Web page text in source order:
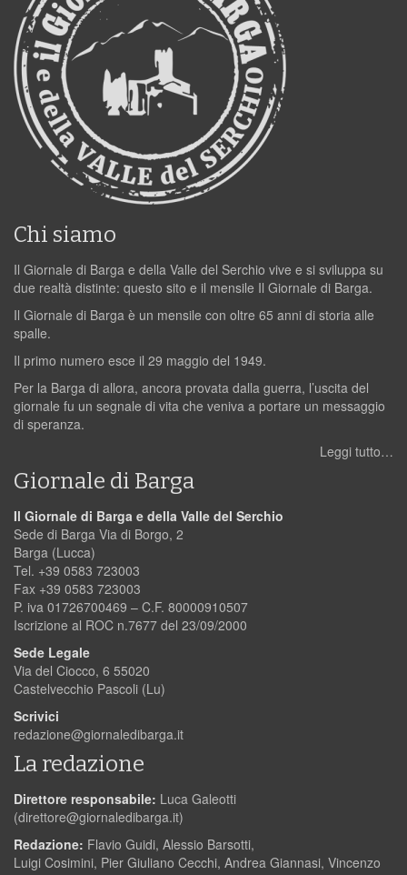
Chi siamo
Il Giornale di Barga e della Valle del Serchio vive e si sviluppa su
due realtà distinte: questo sito e il mensile Il Giornale di Barga.
Il Giornale di Barga è un mensile con oltre 65 anni di storia alle
spalle.
Il primo numero esce il 29 maggio del 1949.
Per la Barga di allora, ancora provata dalla guerra, l’uscita del
giornale fu un segnale di vita che veniva a portare un messaggio
di speranza.
Leggi tutto…
Giornale di Barga
Il Giornale di Barga e della Valle del Serchio
Sede di Barga Via di Borgo, 2
Barga (Lucca)
Tel. +39 0583 723003
Fax +39 0583 723003
P. iva 01726700469 – C.F. 80000910507
Iscrizione al ROC n.7677 del 23/09/2000
Sede Legale
Via del Ciocco, 6 55020
Castelvecchio Pascoli (Lu)
Scrivici
redazione@giornaledibarga.it
La redazione
Direttore responsabile: Luca Galeotti
(direttore@giornaledibarga.it)
Redazione: Flavio Guidi, Alessio Barsotti,
Luigi Cosimini, Pier Giuliano Cecchi, Andrea Giannasi, Vincenzo